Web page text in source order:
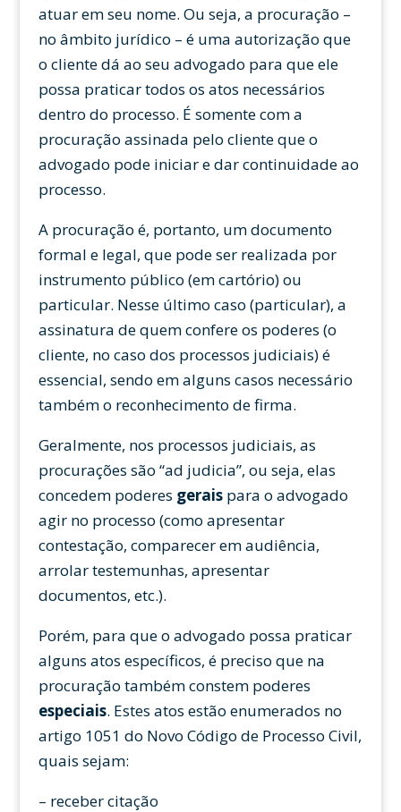
atuar em seu nome. Ou seja, a procuração –
no âmbito jurídico – é uma autorização que
o cliente dá ao seu advogado para que ele
possa praticar todos os atos necessários
dentro do processo. É somente com a
procuração assinada pelo cliente que o
advogado pode iniciar e dar continuidade ao
processo.
A procuração é, portanto, um documento
formal e legal, que pode ser realizada por
instrumento público (em cartório) ou
particular. Nesse último caso (particular), a
assinatura de quem confere os poderes (o
cliente, no caso dos processos judiciais) é
essencial, sendo em alguns casos necessário
também o reconhecimento de firma.
Geralmente, nos processos judiciais, as
procurações são “ad judicia”, ou seja, elas
concedem poderes geraispara o advogado
agir no processo (como apresentar
contestação, comparecer em audiência,
arrolar testemunhas, apresentar
documentos, etc.).
Porém, para que o advogado possa praticar
alguns atos específicos, é preciso que na
procuração também constem poderes
especiais. Estes atos estão enumerados no
artigo 1051 do Novo Código de Processo Civil,
quais sejam:
– receber citação